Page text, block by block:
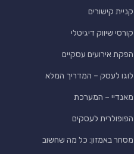
קניית קישורים
קורסי שיווק דיגיטלי
הפקת אירועים עסקיים
לוגו לעסק – המדריך המלא
מאנדיי – המערכת
הפופולרית לעסקים
מסחר באמזון: כל מה שחשוב